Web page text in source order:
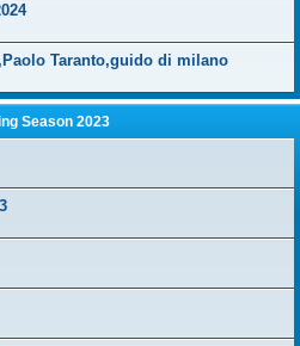
Taranto,guido di milano
Season 2023